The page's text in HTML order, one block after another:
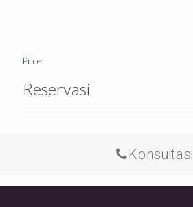
Price:
Reservasi
Konsultasi